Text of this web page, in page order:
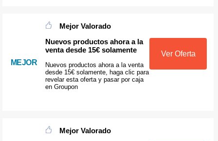
MEJOR
Mejor Valorado
Nuevos productos ahora a la
venta desde 15€ solamente
Nuevos productos ahora a la venta
desde 15€ solamente, haga clic para
revelar esta oferta y pasar por caja
en Groupon
Ver Oferta
Mejor Valorado